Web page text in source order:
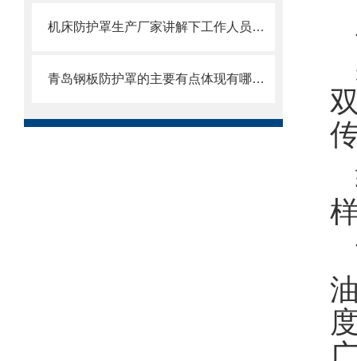
机床防护罩生产厂家讲解下工作人员操作的时候需要注意的地方
青岛钢板防护罩的主要有点体现有哪些方面？